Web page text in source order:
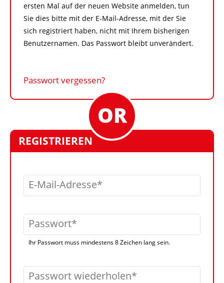
ersten Mal auf der neuen Website anmelden, tun
Sie dies bitte mit der E-Mail-Adresse, mit der Sie
sich registriert haben, nicht mit Ihrem bisherigen
Benutzernamen. Das Passwort bleibt unverändert.
Passwort vergessen?
REGISTRIEREN
E-Mail-Adresse
Passwort
Ihr Passwort muss mindestens 8 Zeichen lang sein.
Passwort wiederholen